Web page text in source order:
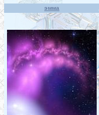
эмма